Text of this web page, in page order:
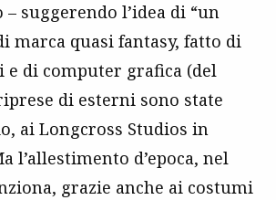
suggerendo l’idea di “un
marca quasi fantasy, fatto di
di computer grafica (del
di esterni sono state
ai Longcross Studios in
l’allestimento d’epoca, nel
grazie anche ai costumi